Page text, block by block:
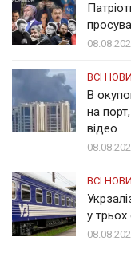
ВСІ
В
на
відео
ВСІ
у трьох